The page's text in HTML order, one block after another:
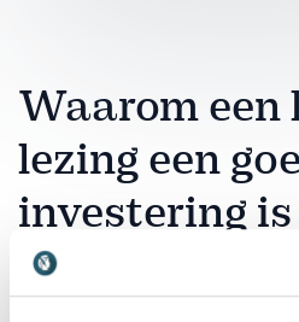
Waarom een
lezing een
investering
Bootcamp?